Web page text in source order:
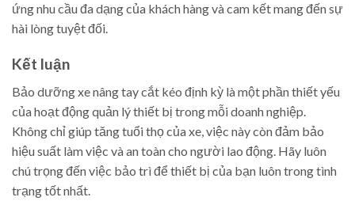
ứng nhu cầu đa dạng của khách hàng và cam kết mang đến sự
hài lòng tuyệt đối.
Kết luận
Bảo dưỡng xe nâng tay cắt kéo định kỳ là một phần thiết yếu
của hoạt động quản lý thiết bị trong mỗi doanh nghiệp.
Không chỉ giúp tăng tuổi thọ của xe, việc này còn đảm bảo
hiệu suất làm việc và an toàn cho người lao động. Hãy luôn
chú trọng đến việc bảo trì để thiết bị của bạn luôn trong tình
trạng tốt nhất.